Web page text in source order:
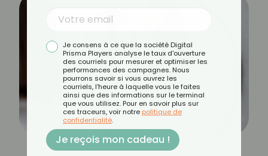
Je consens à ce que la société Digital
Prisma Players analyse le taux d'ouverture
des courriels pour mesurer et optimiser les
performances des campagnes. Nous
pourrons savoir si vous ouvrez les
courriels, l'heure à laquelle vous le faites
ainsi que des informations sur le terminal
que vous utilisez. Pour en savoir plus sur
ces traceurs, voir notre politique de
confidentialité.
Je reçois mon cadeau !